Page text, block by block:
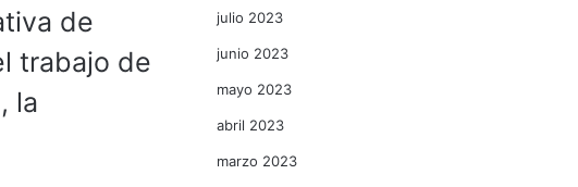
de
trabajo de
la
julio 2023
junio 2023
mayo 2023
abril 2023
marzo 2023